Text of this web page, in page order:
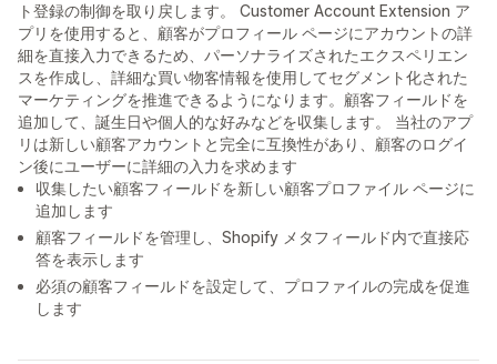
ト登録の制御を取り戻します。 Customer Account Extension ア
プリを使用すると、顧客がプロフィール ページにアカウントの詳
細を直接入力できるため、パーソナライズされたエクスペリエン
スを作成し、詳細な買い物客情報を使用してセグメント化された
マーケティングを推進できるようになります。顧客フィールドを
追加して、誕生日や個人的な好みなどを収集します。 当社のアプ
リは新しい顧客アカウントと完全に互換性があり、顧客のログイ
ン後にユーザーに詳細の入力を求めます
収集したい顧客フィールドを新しい顧客プロファイル ページに
追加します
顧客フィールドを管理し、Shopify メタフィールド内で直接応
答を表示します
必須の顧客フィールドを設定して、プロファイルの完成を促進
します